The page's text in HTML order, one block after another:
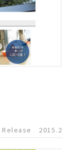
Release
2015.2